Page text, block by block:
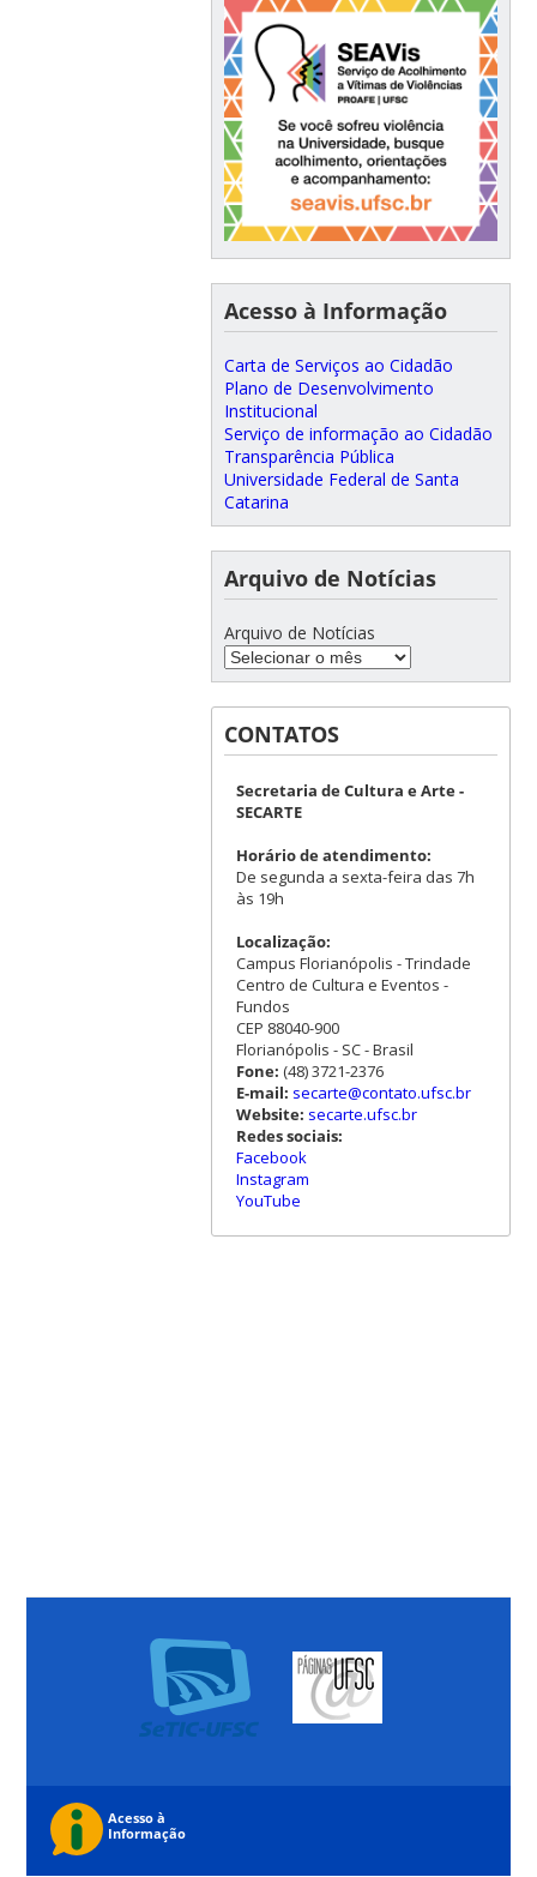
Acesso à Informação
Carta de Serviços ao Cidadão
Plano de Desenvolvimento
Institucional
Serviço de informação ao Cidadão
Transparência Pública
Universidade Federal de Santa
Catarina
Arquivo de Notícias
Arquivo de Notícias
CONTATOS
Secretaria de Cultura e Arte -
SECARTE
Horário de atendimento:
De segunda a sexta-feira das 7h
às 19h
Localização:
Campus Florianópolis - Trindade
Centro de Cultura e Eventos -
Fundos
CEP 88040-900
Florianópolis - SC - Brasil
Fone: (48) 3721-2376
E-mail: secarte@contato.ufsc.br
Website: secarte.ufsc.br
Redes sociais:
Facebook
Instagram
YouTube